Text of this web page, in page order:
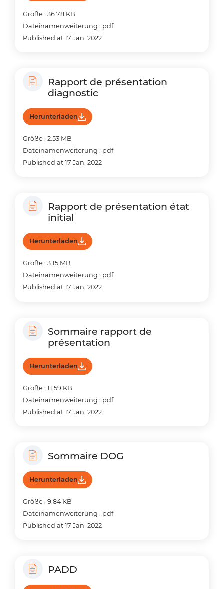
Größe : 36.78 KB
Dateinamenweiterung : pdf
Published at 17 Jan. 2022
Rapport de présentation
diagnostic
Herunterladen
Größe : 2.53 MB
Dateinamenweiterung : pdf
Published at 17 Jan. 2022
Rapport de présentation état
initial
Herunterladen
Größe : 3.15 MB
Dateinamenweiterung : pdf
Published at 17 Jan. 2022
Sommaire rapport de
présentation
Herunterladen
Größe : 11.59 KB
Dateinamenweiterung : pdf
Published at 17 Jan. 2022
Sommaire DOG
Herunterladen
Größe : 9.84 KB
Dateinamenweiterung : pdf
Published at 17 Jan. 2022
PADD